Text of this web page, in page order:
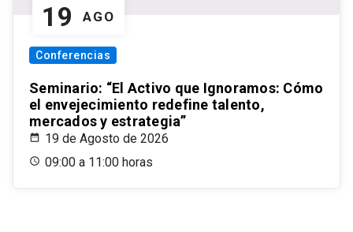
19 AGO
Conferencias
Seminario: “El Activo que Ignoramos: Cómo
el envejecimiento redefine talento,
mercados y estrategia”
19 de Agosto de 2026
09:00 a 11:00 horas